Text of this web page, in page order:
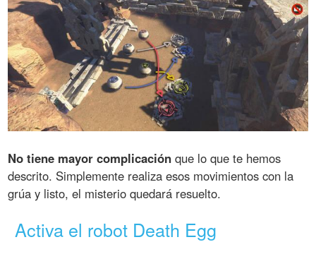
No tiene mayor complicación que lo que te hemos
descrito. Simplemente realiza esos movimientos con la
grúa y listo, el misterio quedará resuelto.
Activa el robot Death Egg